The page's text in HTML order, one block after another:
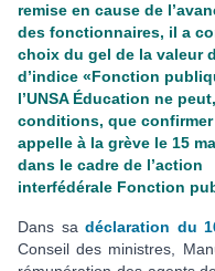
remise en cause de
des fonctionnaires, il a
choix du gel de la valeur
d’indice «Fonction
l’UNSA Éducation ne
conditions, que
appelle à la grève le 15
dans le cadre de l’action
interfédérale Fonction
Dans sa déclaration du
Conseil des ministres,